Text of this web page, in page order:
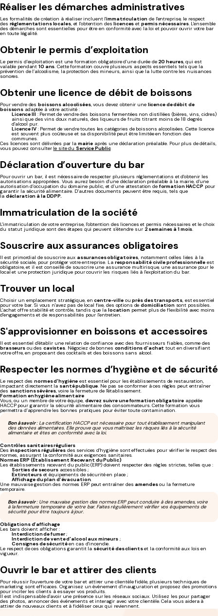
Réaliser les démarches administratives
Les formalités de création à réaliser incluent l'immatriculation de l'entreprise, le respect
des réglementations locales, et l'obtention deslicences et permis nécessaires. L'ensemble
des démarches sont essentielles pour être en conformité avec la loi et pouvoir ouvrir votre bar
en toute légalité.
Obtenir le permis d’exploitation
Le permis d’exploitation est une formation obligatoire d’une durée de20 heures, qui est
valable pendant10 ans. Cette formation couvre plusieurs aspects essentiels tels que la
prévention de l’alcoolisme, la protection des mineurs, ainsi que la lutte contre les nuisances
sonores.
Obtenir une licence de débit de boissons
Pour vendre desboissons alcoolisées, vous devez obtenir une licence de débit de
boissons adaptée à votre activité :
Licence III: Permet de vendre des boissons fermentées non distillées (bières, vins, cidres)
ainsi que des vins doux naturels, des liqueurs de fruits titrant moins de 18 degrés
d'alcool pur.
Licence IV: Permet de vendre toutes les catégories de boissons alcoolisées. Cette licence
est souvent plus coûteuse et sa disponibilité peut être limitée en fonction des
communes.
Ces licences sont délivrées par la mairie après une déclaration préalable. Pour plus de détails,
vous pouvez consulter le site du Service Public
Déclaration d’ouverture du bar
Pour ouvrir un bar, il est nécessaire de respecter plusieurs réglementations et d'obtenir les
autorisations appropriées. Vous aurez besoin d’une déclaration préalable à la mairie, d’une
autorisation d’occupation du domaine public, et d’une attestation de formation HACCP pour
garantir la sécurité alimentaire. D’autres documents peuvent être requis, tels que
la déclaration à la DDPP.
Immatriculation de la société
L'immatriculation de votre entreprise, l'obtention des licences et permis nécessaires et le choix
du statut juridique sont des étapes qui peuvent s'étendre sur 2 semaines à 1 mois.
Souscrire aux assurances obligatoires
Il est primordial de souscrire aux assurances obligatoires, notamment celles liées à la
sécurité sociale, pour protéger votre entreprise. La responsabilité civile professionnelle est
obligatoire, et il est conseillé de souscrire une assurance multirisque, une assurance pour le
local et une protection juridique pour couvrir les risques liés à l'exploitation du bar.
Trouver un local
Choisir un emplacement stratégique, encentre-villeouprès des transports, est essentiel
pour votre bar. Si vous n'avez pas de local fixe, des options dedomiciliationsont possibles.
L'achat offre stabilité et contrôle, tandis que la locationpermet plus de flexibilité avec moins
d'engagements et de responsabilités pour l'entretien.
S'approvisionner en boissons et accessoires
Il est essentiel d'établir une relation de confiance avec des fournisseurs fiables, comme des
brasseursou des cavistes. Négociez de bonnes conditions d'achat tout en diversifiant
votre offre, en proposant des cocktails et des boissons sans alcool.
Respecter les normes d’hygiène et de sécurité
Le respect desnormes d'hygiène est essentiel pour les établissements de restauration,
impactant directement la santé publique. Ne pas se conformer à ces règles peut entraîner
des sanctions sévères, voire la fermeture de l'établissement.
Formation en hygiène alimentaire
Vous, ou un membre de votre équipe, devrez suivre une formation obligatoire appelée
HACCP pour garantir la sécurité alimentaire des consommateurs. Cette formation vous
permettra d’apprendre les bonnes pratiques pour éviter toute contamination.
Bon à savoir: La certification HACCP est nécessaire pour tout établissement manipulant
des denrées alimentaires. Elle prouve que vous maîtrisez les risques liés à la sécurité
alimentaire et êtes en conformité avec la loi.
Contrôles sanitaires réguliers
Des inspections régulièresdes services d'hygiène sont effectuées pour vérifier le respect des
normes, assurant la conformité aux exigences sanitaires.
Normes ERP (Établissement Recevant du Public)
Les établissements recevant du public (ERP) doivent respecter des règles strictes, telles que :
Sorties de secoursaccessibles ;
Extincteurset équipements de sécurité en place ;
Affichage du plan d’évacuation.
Une mauvaise gestion des normes ERP peut entraîner des amendesou la fermeture
temporaire.
Bon à savoir: Une mauvaise gestion des normes ERP peut conduire à des amendes, voire
à la fermeture temporaire de votre bar. Faites régulièrement vérifier vos équipements de
sécurité pour être toujours à jour.
Obligations d’affichage
Les bars doivent afficher :
Interdiction de fumer;
Interdiction de vente d'alcool aux mineurs;
Consignes de sécuritéen cas d’incendie.
Le respect de ces obligations garantit la sécurité des clientset la conformité aux lois en
vigueur.
Ouvrir le bar et attirer des clients
Pour réussir l'ouverture de votre bar et attirer une clientèle fidèle, plusieurs techniques de
marketing sont efficaces. Organisez un événement d'inauguration et proposez des promotions
pour inciter les clients à essayer vos produits.
Il est indispensable d'avoir une présence sur les réseaux sociaux. Utilisez les pour partager
des photos, annoncer des événements et interagir avec votre clientèle. Cela vous aidera à
attirer de nouveaux clients et à fidéliser ceux qui reviennent.